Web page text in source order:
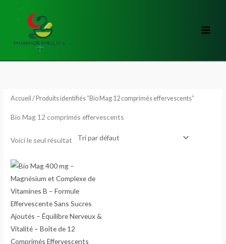
Accueil / Produits identifiés “Bio Mag 12 comprimés effervescents”
Bio Mag 12 comprimés effervescents
Voici le seul résultat